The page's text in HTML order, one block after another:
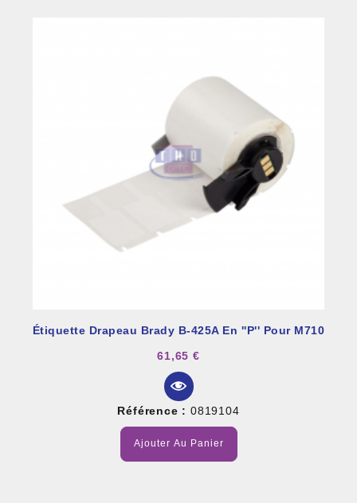
Étiquette Drapeau Brady B-425A En ''P'' Pour M710
61,65 €
Référence : 0819104
Ajouter Au Panier